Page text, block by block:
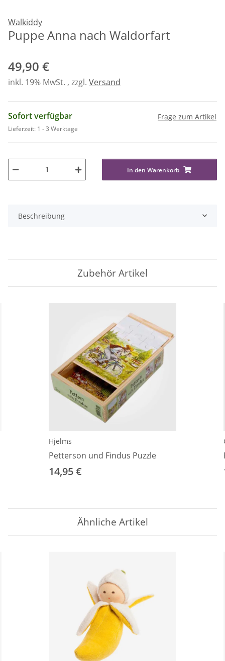
Walkiddy
Puppe Anna nach Waldorfart
49,90 €
inkl. 19% MwSt. , zzgl. Versand
Sofort verfügbar
Lieferzeit: 1 - 3 Werktage
Frage zum Artikel
In den Warenkorb
Beschreibung
Zubehör Artikel
Hjelms
Petterson und Findus Puzzle
14,95 €
Ähnliche Artikel